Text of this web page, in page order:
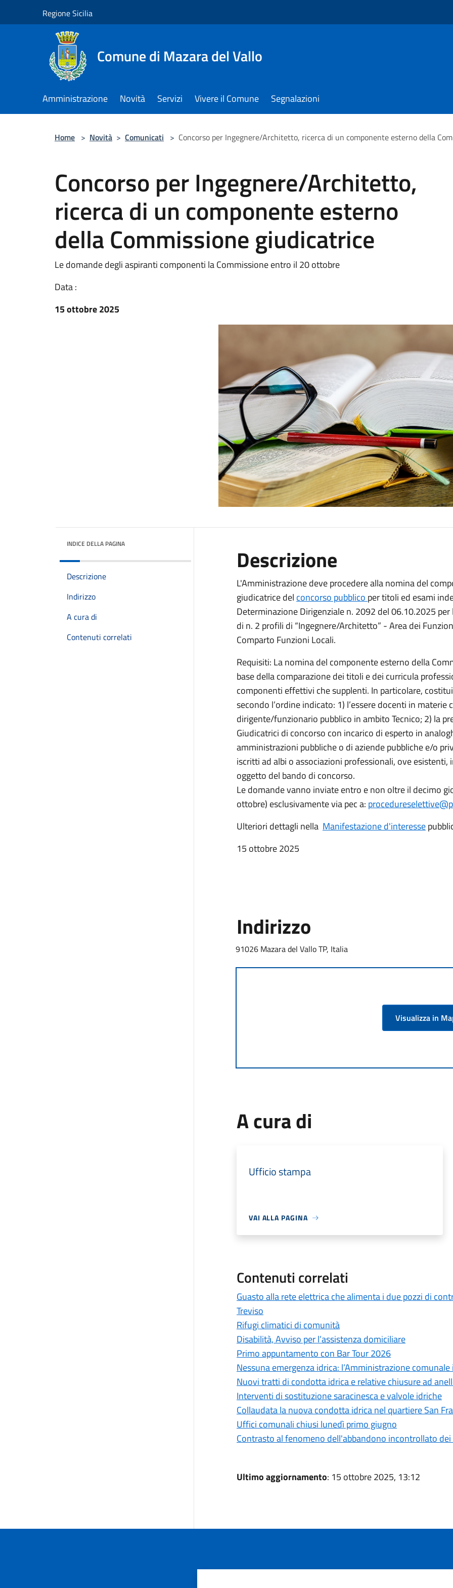
Regione Sicilia
Comune di Mazara del Vallo
Amministrazione Novità Servizi Vivere il Comune Segnalazioni
Home > Novità > Comunicati > Concorso per Ingegnere/Architetto, ricerca di un componente esterno della
Concorso per Ingegnere/Architetto,
ricerca di un componente esterno
della Commissione giudicatrice
Le domande degli aspiranti componenti la Commissione entro il 20 ottobre
Data :
15 ottobre 2025
INDICE DELLA PAGINA
Descrizione
Indirizzo
A cura di
Contenuti correlati
Descrizione
L'Amministrazione deve procedere alla nomina del
giudicatrice del concorso pubblico per titoli ed esami
Determinazione Dirigenziale n. 2092 del 06.10.2025
di n. 2 profili di “Ingegnere/Architetto” - Area dei
Comparto Funzioni Locali.
Requisiti: La nomina del componente esterno della
base della comparazione dei titoli e dei curricula
componenti effettivi che supplenti. In particolare,
secondo l’ordine indicato: 1) l’essere docenti in materie
dirigente/funzionario pubblico in ambito Tecnico; 2) la
Giudicatrici di concorso con incarico di esperto in
amministrazioni pubbliche o di aziende pubbliche e/o
iscritti ad albi o associazioni professionali, ove
oggetto del bando di concorso.
Le domande vanno inviate entro e non oltre il decimo
ottobre) esclusivamente via pec a:
Ulteriori dettagli nella Manifestazione d'interesse
15 ottobre 2025
Indirizzo
91026 Mazara del Vallo TP, Italia
Visualizza in
A cura di
Ufficio stampa
VAI ALLA PAGINA
Contenuti correlati
Guasto alla rete elettrica che alimenta i due pozzi di
Treviso
Rifugi climatici di comunità
Disabilità, Avviso per l’assistenza domiciliare
Primo appuntamento con Bar Tour 2026
Nessuna emergenza idrica: l’Amministrazione
Nuovi tratti di condotta idrica e relative chiusure ad
Interventi di sostituzione saracinesca e valvole idriche
Collaudata la nuova condotta idrica nel quartiere San
Uffici comunali chiusi lunedì primo giugno
Contrasto al fenomeno dell'abbandono incontrollato
Ultimo aggiornamento: 15 ottobre 2025, 13:12